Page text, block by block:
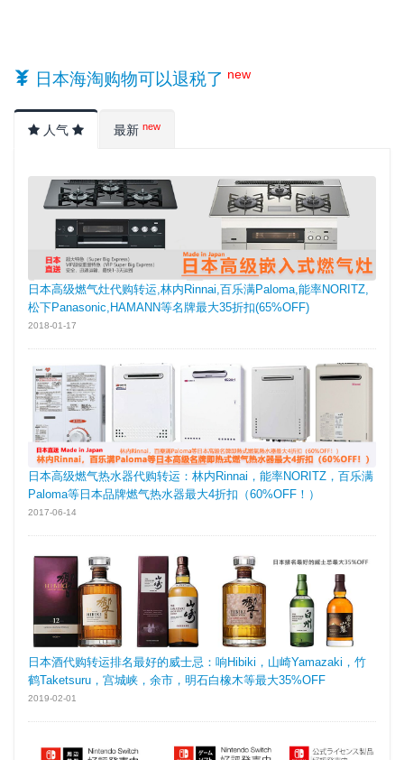
日本海淘购物可以退税了 new
人气 最新 new
日本高级燃气灶代购转运,林内Rinnai,百乐满Paloma,能率NORITZ,
松下Panasonic,HAMANN等名牌最大35折扣(65%OFF)
2018-01-17
日本高级燃气热水器代购转运：林内Rinnai，能率NORITZ，百乐满
Paloma等日本品牌燃气热水器最大4折扣（60%OFF！）
2017-06-14
日本酒代购转运排名最好的威士忌：响Hibiki，山崎Yamazaki，竹
鹤Taketsuru，宫城峡，余市，明石白橡木等最大35%OFF
2019-02-01